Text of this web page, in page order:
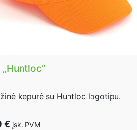
„Huntloc”
kepurė su Huntloc logotipu.
€ įsk. PVM